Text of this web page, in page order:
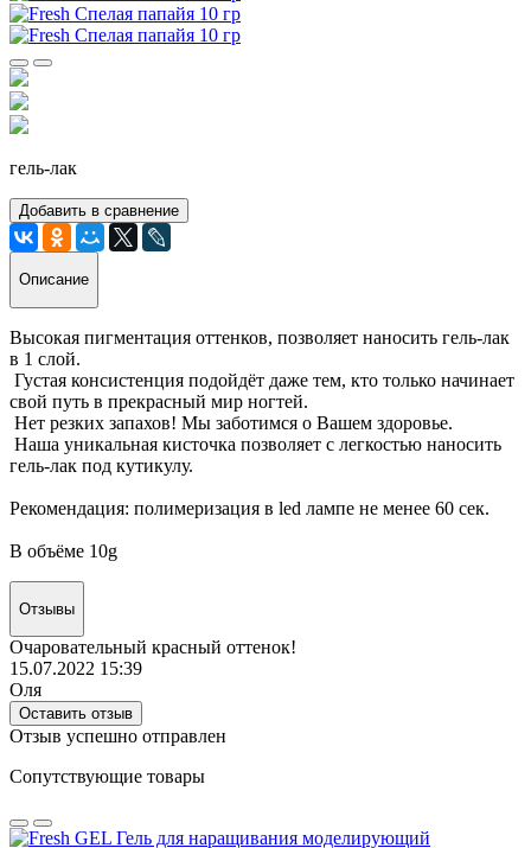
гель-лак
Добавить в сравнение
Описание
Высокая пигментация оттенков, позволяет наносить гель-лак
в 1 слой.
Густая консистенция подойдёт даже тем, кто только начинает
свой путь в прекрасный мир ногтей.
Нет резких запахов! Мы заботимся о Вашем здоровье.
Наша уникальная кисточка позволяет с легкостью наносить
гель-лак под кутикулу.
Рекомендация: полимеризация в led лампе не менее 60 сек.
В объёме 10g
Отзывы
Очаровательный красный оттенок!
15.07.2022 15:39
Оля
Оставить отзыв
Отзыв успешно отправлен
Сопутствующие товары